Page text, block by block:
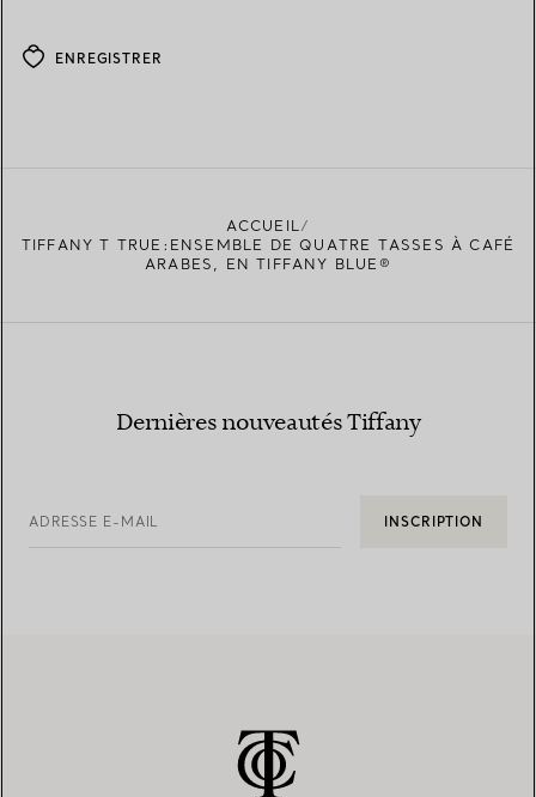
ENREGISTRER
ACCUEIL
TIFFANY T TRUE:ENSEMBLE DE QUATRE TASSES À CAFÉ
ARABES, EN TIFFANY BLUE®
Dernières nouveautés Tiffany
ADRESSE E-MAIL INSCRIPTION